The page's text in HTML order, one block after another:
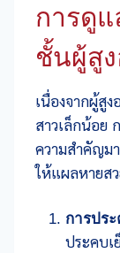
การดูแ
ชั้นผู้สู
เนื่องจากผู้สู
สาวเล็กน้อย
ความสำคัญม
ให้แผลหายส
การปร
ประคบเ